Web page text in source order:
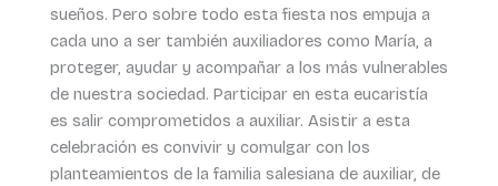
sueños. Pero sobre todo esta fiesta nos empuja a
cada uno a ser también auxiliadores como María, a
proteger, ayudar y acompañar a los más vulnerables
de nuestra sociedad. Participar en esta eucaristía
es salir comprometidos a auxiliar. Asistir a esta
celebración es convivir y comulgar con los
planteamientos de la familia salesiana de auxiliar, de